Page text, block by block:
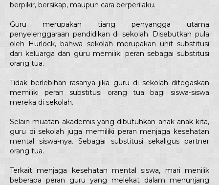
berpikir, bersikap, maupun cara berperilaku.
Guru merupakan tiang penyangga utama
penyelenggaraan pendidikan di sekolah. Disebutkan pula
oleh Hurlock, bahwa sekolah merupakan unit substitusi
dari keluarga dan guru memiliki peran sebagai substitusi
orang tua.
Tidak berlebihan rasanya jika guru di sekolah ditegaskan
memiliki peran substitusi orang tua bagi siswa-siswa
mereka di sekolah.
Selain muatan akademis yang dibutuhkan anak-anak kita,
guru di sekolah juga memiliki peran menjaga kesehatan
mental siswa-nya. Sebagai substitusi sekaligus partner
orang tua.
Terkait menjaga kesehatan mental siswa, mari menilik
beberapa peran guru yang melekat dalam menunjang